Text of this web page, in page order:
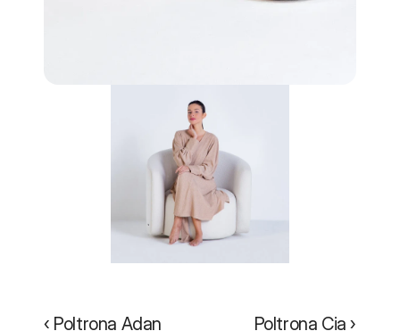
‹ Poltrona Adan Poltrona Cia ›